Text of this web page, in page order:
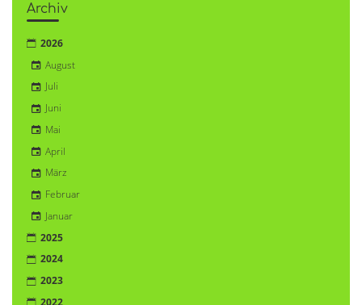
Archiv
2026
August
Juli
Juni
Mai
April
März
Februar
Januar
2025
2024
2023
2022